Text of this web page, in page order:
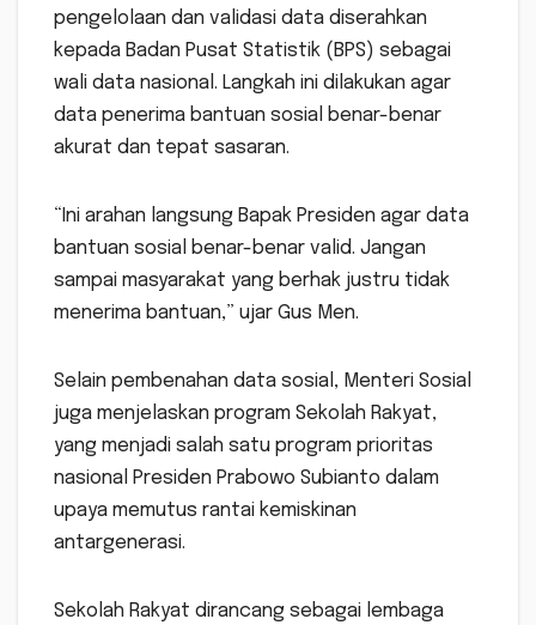
pengelolaan dan validasi data diserahkan
kepada Badan Pusat Statistik (BPS) sebagai
wali data nasional. Langkah ini dilakukan agar
data penerima bantuan sosial benar-benar
akurat dan tepat sasaran.
“Ini arahan langsung Bapak Presiden agar data
bantuan sosial benar-benar valid. Jangan
sampai masyarakat yang berhak justru tidak
menerima bantuan,” ujar Gus Men.
Selain pembenahan data sosial, Menteri Sosial
juga menjelaskan program Sekolah Rakyat,
yang menjadi salah satu program prioritas
nasional Presiden Prabowo Subianto dalam
upaya memutus rantai kemiskinan
antargenerasi.
Sekolah Rakyat dirancang sebagai lembaga